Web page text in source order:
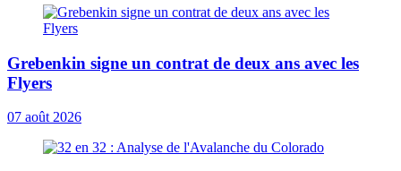
Grebenkin signe un contrat de deux ans avec les
Flyers
07 août 2026